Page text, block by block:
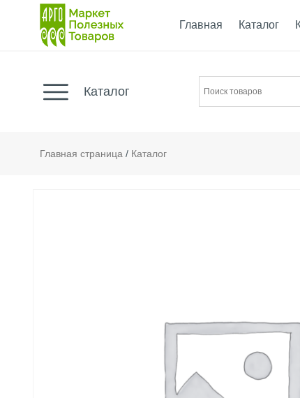
Главная Каталог
Каталог
Главная страница / Каталог